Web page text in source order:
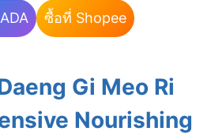
ซื้อที่ Shopee
Gi Meo Ri
Nourishing